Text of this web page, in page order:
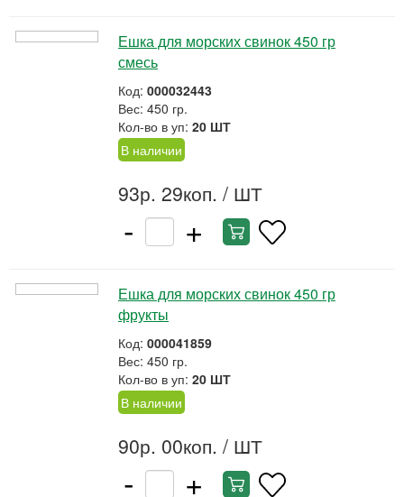
Ешка для морских свинок 450 гр
смесь
Код: 000032443
Вес: 450 гр.
Кол-во в уп: 20 ШТ
В наличии
93р. 29коп. / ШТ
- +
Ешка для морских свинок 450 гр
фрукты
Код: 000041859
Вес: 450 гр.
Кол-во в уп: 20 ШТ
В наличии
90р. 00коп. / ШТ
- +